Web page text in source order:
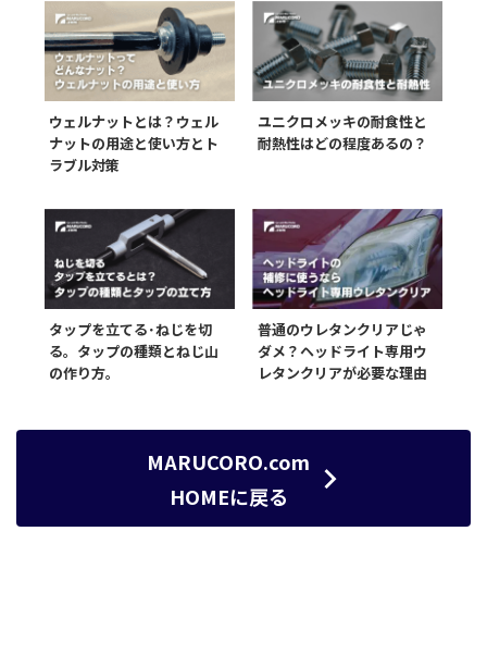
ウェルナットとは？ウェル
ナットの用途と使い方とト
ラブル対策
ユニクロメッキの耐食性と
耐熱性はどの程度あるの？
タップを立てる･ねじを切
る。タップの種類とねじ山
の作り方。
普通のウレタンクリアじゃ
ダメ？ヘッドライト専用ウ
レタンクリアが必要な理由
MARUCORO.com
HOMEに戻る